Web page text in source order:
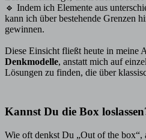
🔹 Indem ich Elemente aus
kann ich über bestehende Grenzen
gewinnen.
Diese Einsicht fließt heute in meine
Denkmodelle, anstatt mich auf
Lösungen zu finden, die über
Kannst Du die Box
Wie oft denkst Du „Out of the box“,